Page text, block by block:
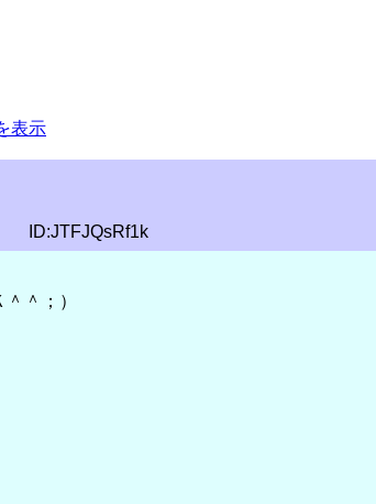
表示
ID:JTFJQsRf1k
＾；）